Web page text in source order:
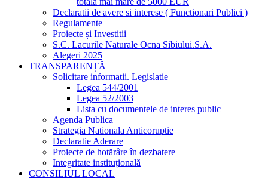
Declaratii de avere si interese ( Functionari Publici )
Regulamente
Proiecte și Investitii
S.C. Lacurile Naturale Ocna Sibiului.S.A.
Alegeri 2025
TRANSPARENȚĂ
Solicitare informatii. Legislatie
Legea 544/2001
Legea 52/2003
Lista cu documentele de interes public
Agenda Publica
Strategia Nationala Anticoruptie
Declaratie Aderare
Proiecte de hotărâre în dezbatere
Integritate instituțională
CONSILIUL LOCAL